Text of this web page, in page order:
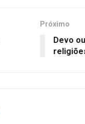
Próximo
Devo